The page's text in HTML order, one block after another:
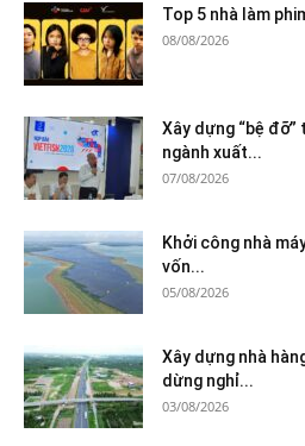
Top 5 nhà làm
08/08/2026
Xây dựng “bệ
ngành xuất...
07/08/2026
Khởi công nhà
vốn...
05/08/2026
Xây dựng nhà
dừng nghỉ...
03/08/2026